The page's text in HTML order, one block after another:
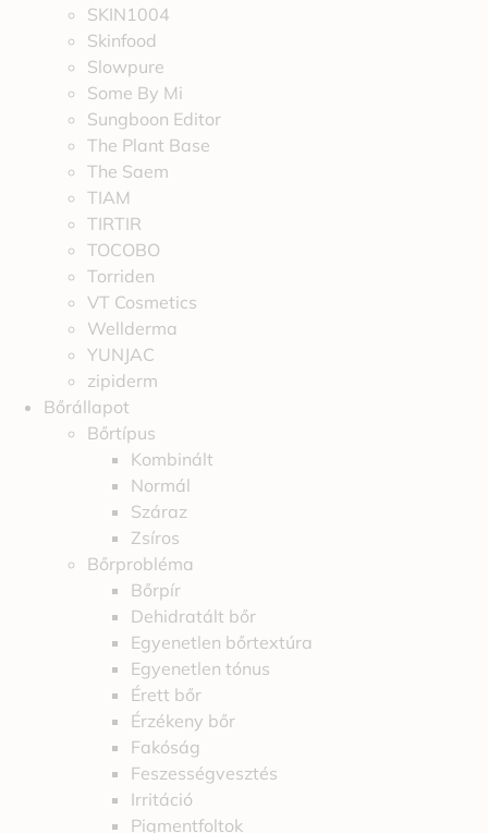
SKIN1004
Skinfood
Slowpure
Some By Mi
Sungboon Editor
The Plant Base
The Saem
TIAM
TIRTIR
TOCOBO
Torriden
VT Cosmetics
Wellderma
YUNJAC
zipiderm
Bőrállapot
Bőrtípus
Kombinált
Normál
Száraz
Zsíros
Bőrprobléma
Bőrpír
Dehidratált bőr
Egyenetlen bőrtextúra
Egyenetlen tónus
Érett bőr
Érzékeny bőr
Fakóság
Feszességvesztés
Irritáció
Pigmentfoltok